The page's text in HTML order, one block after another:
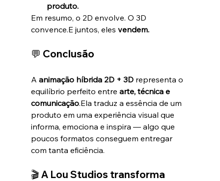
produto.
Em resumo, o 2D envolve. O 3D
convence.E juntos, eles vendem.
💬 Conclusão
A animação híbrida 2D + 3D representa o
equilíbrio perfeito entre arte, técnica e
comunicação.Ela traduz a essência de um
produto em uma experiência visual que
informa, emociona e inspira — algo que
poucos formatos conseguem entregar
com tanta eficiência.
🎬 A Lou Studios transforma